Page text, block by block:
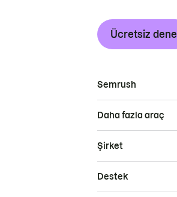
Ücretsiz dene
Semrush
Daha fazla araç
Şirket
Destek